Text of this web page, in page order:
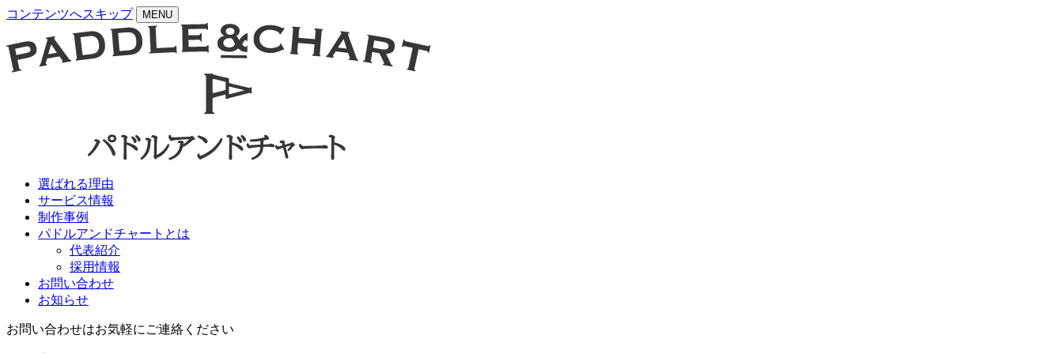
コンテンツへスキップ MENU
選ばれる理由
サービス情報
制作事例
パドルアンドチャートとは
代表紹介
採用情報
お問い合わせ
お知らせ
お問い合わせはお気軽にご連絡ください